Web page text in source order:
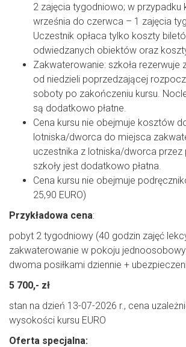
2 zajęcia tygodniowo; w przypadku
września do czerwca – 1 zajęcia
Uczestnik opłaca tylko koszty
odwiedzanych obiektów oraz
Zakwaterowanie: szkoła rezerwuje
od niedzieli poprzedzającej
soboty po zakończeniu kursu.
są dodatkowo płatne.
Cena kursu nie obejmuje kosztów
lotniska/dworca do miejsca
uczestnika z lotniska/dworca przez
szkoły jest dodatkowo płatna.
Cena kursu nie obejmuje
25,90 EURO)
Przykładowa cena:
pobyt 2 tygodniowy (40 godzin zajęć
zakwaterowanie w pokoju
dwoma posiłkami dziennie +
5 700,- zł
stan na dzień 13-07-2026 r., cena
wysokości kursu EURO
Oferta specjalna: